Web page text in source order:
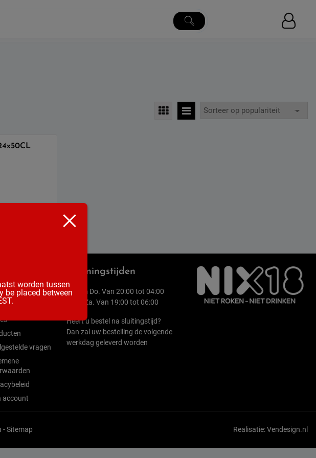
vragen
account
Openingstijden
Zo t/m Do. Van 20:00 tot 04:00
Vrij & Za. Van 19:00 tot 06:00
Heeft u bestel na sluitingstijd?
Dan zal uw bestelling de volgende
werkdag geleverd worden
-Sitemap Realisatie:Vendesign.nl
worden tussen
be placed between